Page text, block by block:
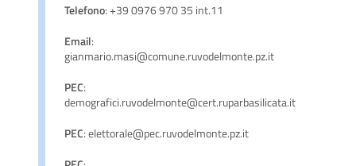
Telefono: +39 0976 970 35 int.11
Email:
gianmario.masi@comune.ruvodelmonte.pz.it
PEC:
demografici.ruvodelmonte@cert.ruparbasilicata.it
PEC: elettorale@pec.ruvodelmonte.pz.it